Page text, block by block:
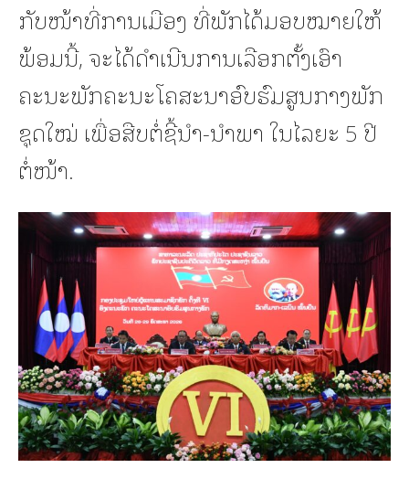
ກັບໜ້າທີ່ການເມືອງ ທີ່ພັກໄດ້ມອບໝາຍໃຫ້
ພ້ອມນີ້, ຈະໄດ້ດໍາເນີນການເລືອກຕັ້ງເອົາ
ຄະນະພັກຄະນະໂຄສະນາອົບຮົມສູນກາງພັກ
ຊຸດໃໝ່ ເພື່ອສືບຕໍ່ຊີ້ນໍາ-ນໍາພາ ໃນໄລຍະ 5 ປີ
ຕໍ່ໜ້າ.